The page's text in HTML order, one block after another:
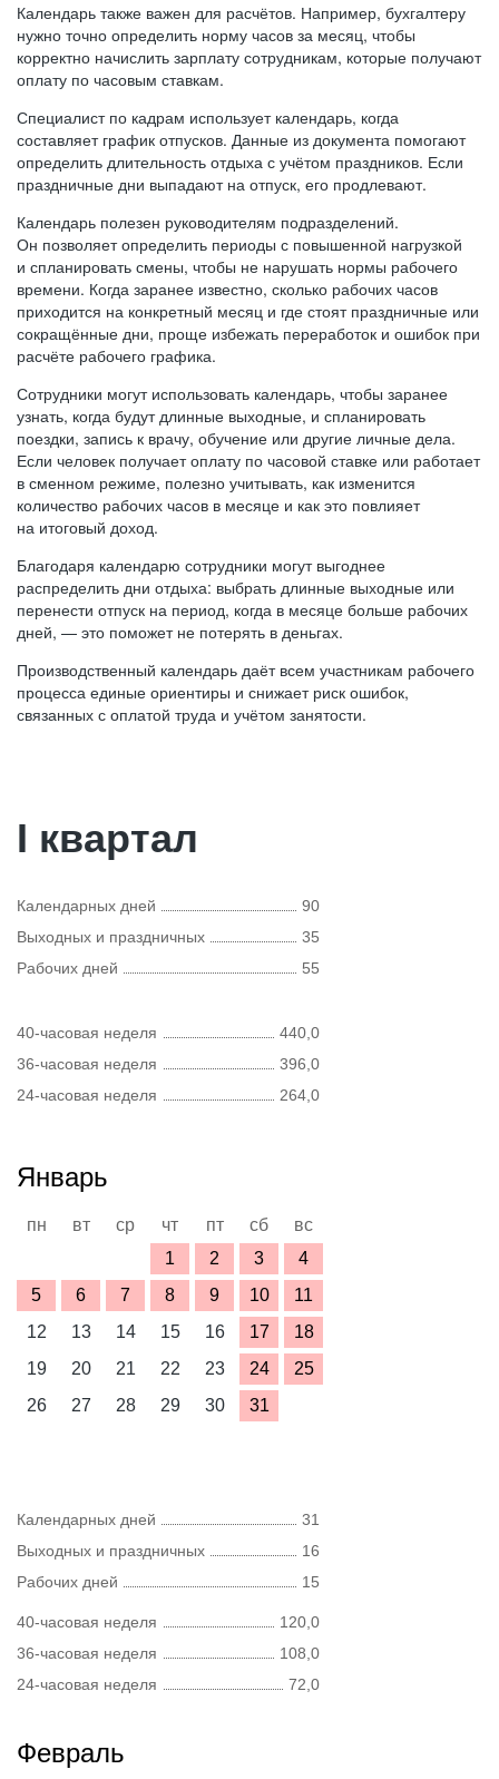
Календарь также важен для расчётов. Например, бухгалтеру
нужно точно определить норму часов за месяц, чтобы
корректно начислить зарплату сотрудникам, которые получают
оплату по часовым ставкам.
Специалист по кадрам использует календарь, когда
составляет график отпусков. Данные из документа помогают
определить длительность отдыха с учётом праздников. Если
праздничные дни выпадают на отпуск, его продлевают.
Календарь полезен руководителям подразделений.
Он позволяет определить периоды с повышенной нагрузкой
и спланировать смены, чтобы не нарушать нормы рабочего
времени. Когда заранее известно, сколько рабочих часов
приходится на конкретный месяц и где стоят праздничные или
сокращённые дни, проще избежать переработок и ошибок при
расчёте рабочего графика.
Сотрудники могут использовать календарь, чтобы заранее
узнать, когда будут длинные выходные, и спланировать
поездки, запись к врачу, обучение или другие личные дела.
Если человек получает оплату по часовой ставке или работает
в сменном режиме, полезно учитывать, как изменится
количество рабочих часов в месяце и как это повлияет
на итоговый доход.
Благодаря календарю сотрудники могут выгоднее
распределить дни отдыха: выбрать длинные выходные или
перенести отпуск на период, когда в месяце больше рабочих
дней, — это поможет не потерять в деньгах.
Производственный календарь даёт всем участникам рабочего
процесса единые ориентиры и снижает риск ошибок,
связанных с оплатой труда и учётом занятости.
I квартал
Календарных дней
90
Выходных и праздничных
35
Рабочих дней
55
40-часовая неделя
440,0
36-часовая неделя
396,0
24-часовая неделя
264,0
Январь
пн вт ср чт пт сб
вс
1
2 3
4
5
6 7 8 9 10
11
12
13 14 15 16 17
18
19
20 21 22 23 24
25
26
27 28 29 30 31
Календарных дней
31
Выходных и праздничных
16
Рабочих дней
15
40-часовая неделя
120,0
36-часовая неделя
108,0
24-часовая неделя
72,0
Февраль